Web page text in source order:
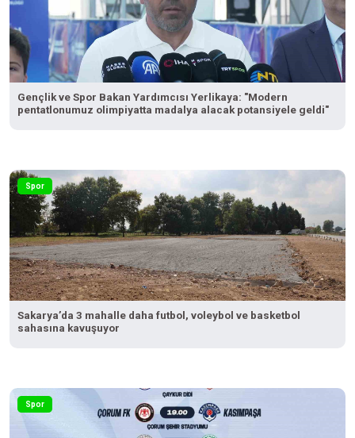
Gençlik ve Spor Bakan Yardımcısı Yerlikaya: "Modern
pentatlonumuz olimpiyatta madalya alacak potansiyele geldi"
Spor
Sakarya’da 3 mahalle daha futbol, voleybol ve basketbol
sahasına kavuşuyor
Spor